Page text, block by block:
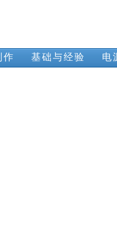
作 基础与经验 电